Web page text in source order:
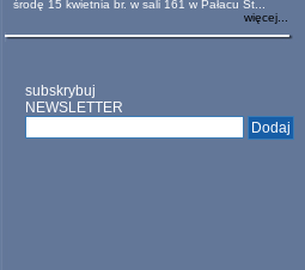
środę 15 kwietnia br. w sali 161 w Pałacu St...
więcej...
subskrybuj
NEWSLETTER